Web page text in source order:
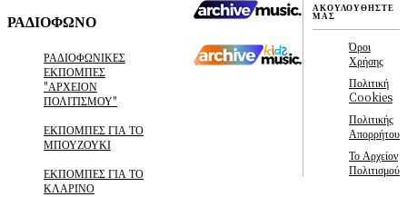
ΡΑΔΙΟΦΩΝΟ
ΡΑΔΙΟΦΩΝΙΚΕΣ
ΕΚΠΟΜΠΕΣ
"ΑΡΧΕΙΟΝ
ΠΟΛΙΤΙΣΜΟΥ"
ΕΚΠΟΜΠΕΣ ΓΙΑ ΤΟ
ΜΠΟΥΖΟΥΚΙ
ΕΚΠΟΜΠΕΣ ΓΙΑ ΤΟ
ΚΛΑΡΙΝΟ
ΑΚΟΥΛΟΥΘΗΣΤΕ
ΜΑΣ
Όροι
Χρήσης
Πολιτική
Cookies
Πολιτικής
Απορρήτου
Το Αρχείον
Πολιτισμού